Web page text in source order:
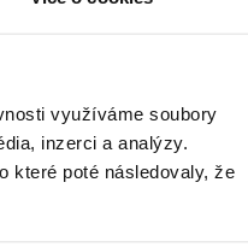
využíváme soubory
inzerci a analýzy.
které poté následovaly, že
nad Vltavou. Je autorem
poroty XIV. ročníku